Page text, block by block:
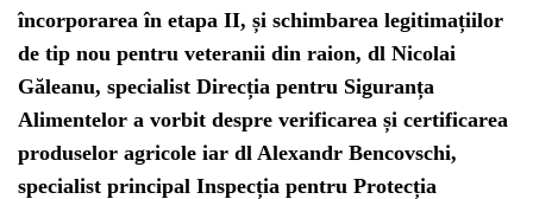
încorporarea în etapa II, și schimbarea legitimațiilor
de tip nou pentru veteranii din raion, dl Nicolai
Găleanu, specialist Direcția pentru Siguranța
Alimentelor a vorbit despre verificarea și certificarea
produselor agricole iar dl Alexandr Bencovschi,
specialist principal Inspecția pentru Protecția